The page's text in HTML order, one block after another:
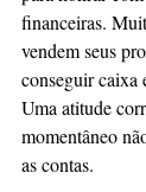
financeiras.
vendem seus
conseguir caixa
Uma atitude
momentâneo
as contas.